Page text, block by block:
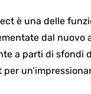
è una delle
dal nuovo
a parti di sfondi